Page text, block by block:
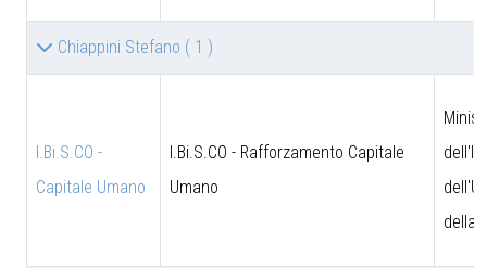
Chiappini Stefano ( 1 )
I.Bi.S.CO -
Capitale Umano
I.Bi.S.CO - Rafforzamento Capitale
Umano
della